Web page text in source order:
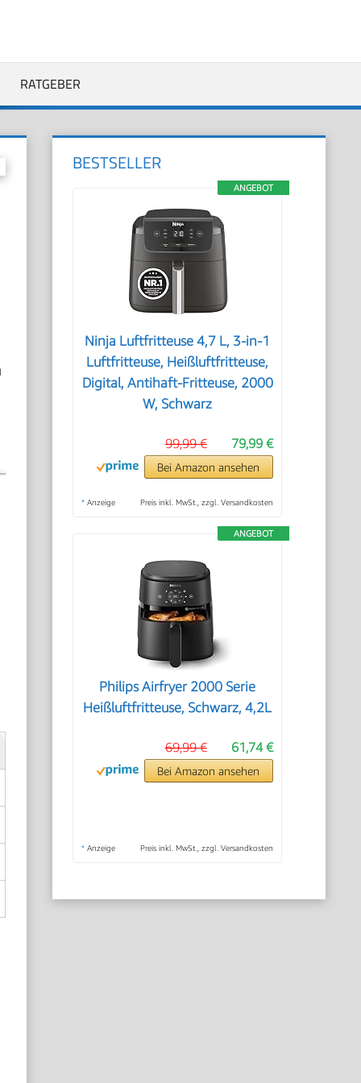
RATGEBER
BESTSELLER
ANGEBOT
Ninja Luftfritteuse 4,7 L, 3-in-1
Luftfritteuse, Heißluftfritteuse,
Digital, Antihaft-Fritteuse, 2000
W, Schwarz
79,99 €
99,99 €
Bei Amazon ansehen
* Anzeige Preis inkl. MwSt., zzgl. Versandkosten
ANGEBOT
Philips Airfryer 2000 Serie
Heißluftfritteuse, Schwarz, 4,2L
61,74 €
69,99 €
Bei Amazon ansehen
* Anzeige Preis inkl. MwSt., zzgl. Versandkosten